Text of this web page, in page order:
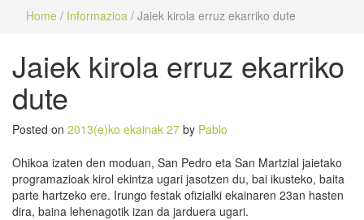
Home / Informazioa / Jaiek kirola erruz ekarriko dute
Jaiek kirola erruz ekarriko
dute
Posted on 2013(e)ko ekainak 27 by Pablo
Ohikoa izaten den moduan, San Pedro eta San Martzial jaietako
programazioak kirol ekintza ugari jasotzen du, bai ikusteko, baita
parte hartzeko ere. Irungo festak ofizialki ekainaren 23an hasten
dira, baina lehenagotik izan da jarduera ugari.